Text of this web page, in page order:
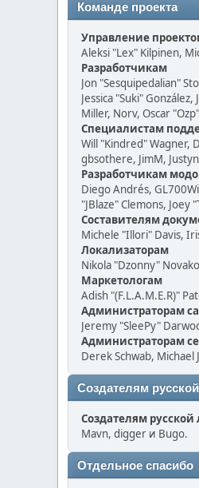
Команде проекта
Управление
Aleksi "Lex" Kilpinen,
Разработчикам
Jon "Sesquipedalian"
Jessica "Suki"
Miller, Norv, Oscar
Специалистам
Will "Kindred" Wagner,
gbsothere, JimM,
Разработчикам
Diego Andrés,
"JBlaze" Clemons, Joey
Составителям
Michele "Illori" Davis,
Локализаторам
Nikola "Dzonny"
Маркетологам
Adish "(F.L.A.M.E.R)"
Администраторам
Jeremy "SleePy"
Администраторам
Derek Schwab,
Создателям
Создателям
Mavn, digger и Bugo.
Отдельное спасибо